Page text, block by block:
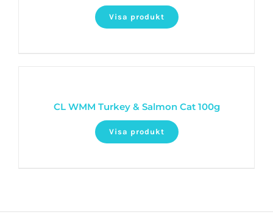
Visa produkt
CL WMM Turkey & Salmon Cat 100g
Visa produkt